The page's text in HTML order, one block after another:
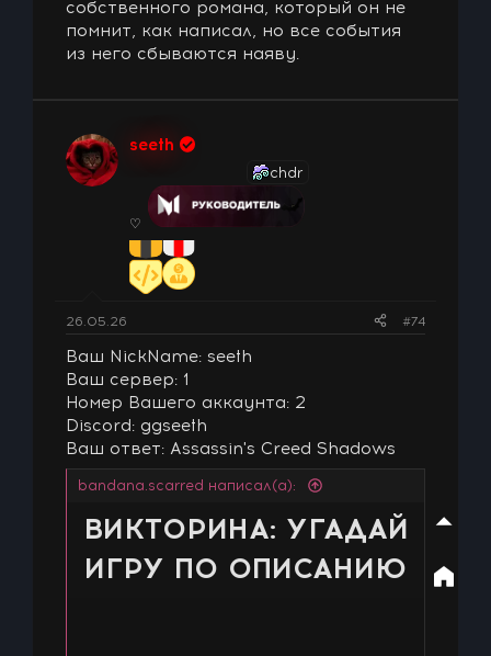
собственного романа, который он не
помнит, как написал, но все события
из него сбываются наяву.
seeth
chdr
♡
26.05.26 #74
Ваш NickName: seeth
Ваш сервер: 1
Номер Вашего аккаунта: 2
Discord: ggseeth
Ваш ответ: Assassin's Creed Shadows
bandana.scarred написал(а):
ВИКТОРИНА: УГАДАЙ
ИГРУ ПО ОПИСАНИЮ